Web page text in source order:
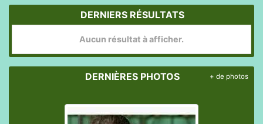
DERNIERS RÉSULTATS
Aucun résultat à afficher.
DERNIÈRES PHOTOS + de photos